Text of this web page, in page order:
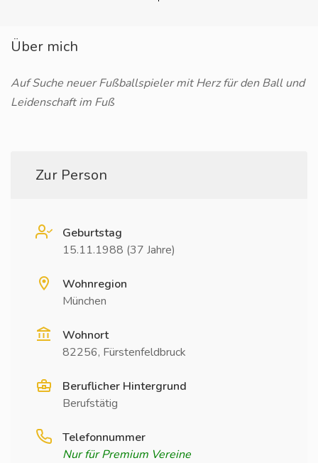
Über mich
Auf Suche neuer Fußballspieler mit Herz für den Ball und
Leidenschaft im Fuß
Zur Person
Geburtstag
15.11.1988 (37 Jahre)
Wohnregion
München
Wohnort
82256, Fürstenfeldbruck
Beruflicher Hintergrund
Berufstätig
Telefonnummer
Nur für Premium Vereine